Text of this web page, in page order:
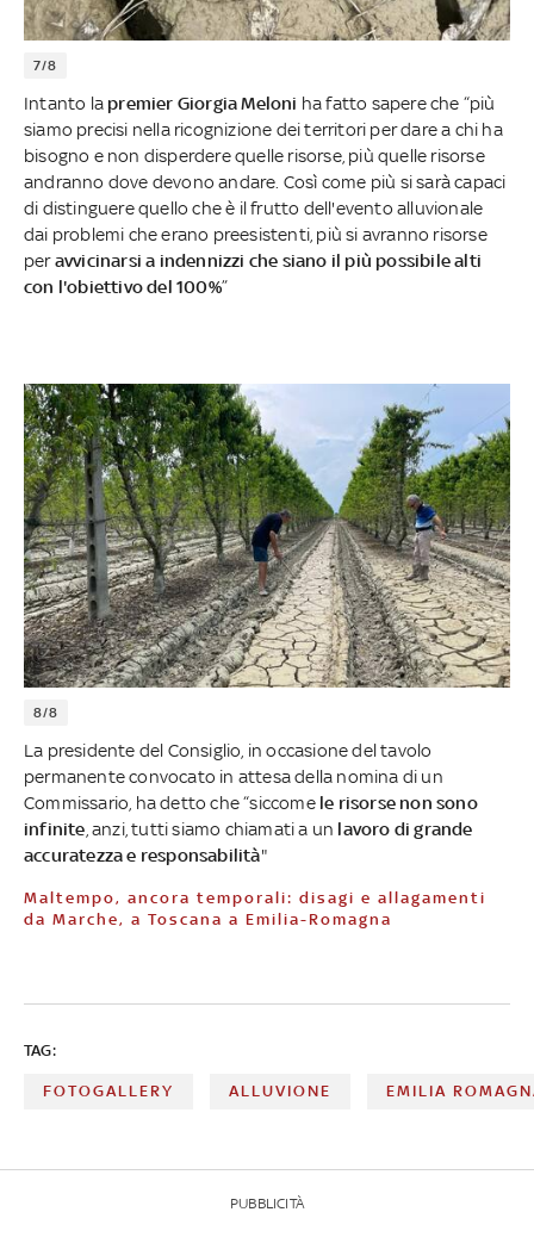
7/8
Intanto la premier Giorgia Meloni ha fatto sapere che “più
siamo precisi nella ricognizione dei territori per dare a chi ha
bisogno e non disperdere quelle risorse, più quelle risorse
andranno dove devono andare. Così come più si sarà capaci
di distinguere quello che è il frutto dell'evento alluvionale
dai problemi che erano preesistenti, più si avranno risorse
peravvicinarsi a indennizzi che siano il più possibile alti
con l'obiettivo del 100%”
8/8
La presidente del Consiglio, in occasione del tavolo
permanente convocato in attesa della nomina di un
Commissario, ha detto che “siccomele risorse non sono
infinite , anzi, tutti siamo chiamati a un lavoro di grande
accuratezza e responsabilità"
Maltempo, ancora temporali: disagi e allagamenti
da Marche, a Toscana a Emilia-Romagna
TAG:
FOTOGALLERY ALLUVIONE EMILIA
PUBBLICITÀ